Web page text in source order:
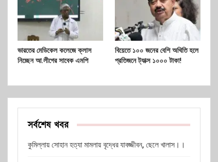
ভারতের মেডিকেল কলেজে ক্লাস
নিচ্ছেন আ.লীগের সাবেক এমপি
বিয়েতে ১০০ জনের বেশি অথিতি হলে
প্রতিজনে ট্যাক্স ১০০০ টাকা!
সর্বশেষ খবর
কুমিল্লায় সোহান হত্যা মামলায় বৃদ্ধের যাবজ্জীবন, ছেলে খালাস।।